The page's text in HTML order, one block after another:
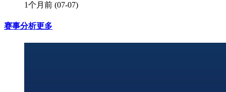
1个月前 (07-07)
赛事分析更多